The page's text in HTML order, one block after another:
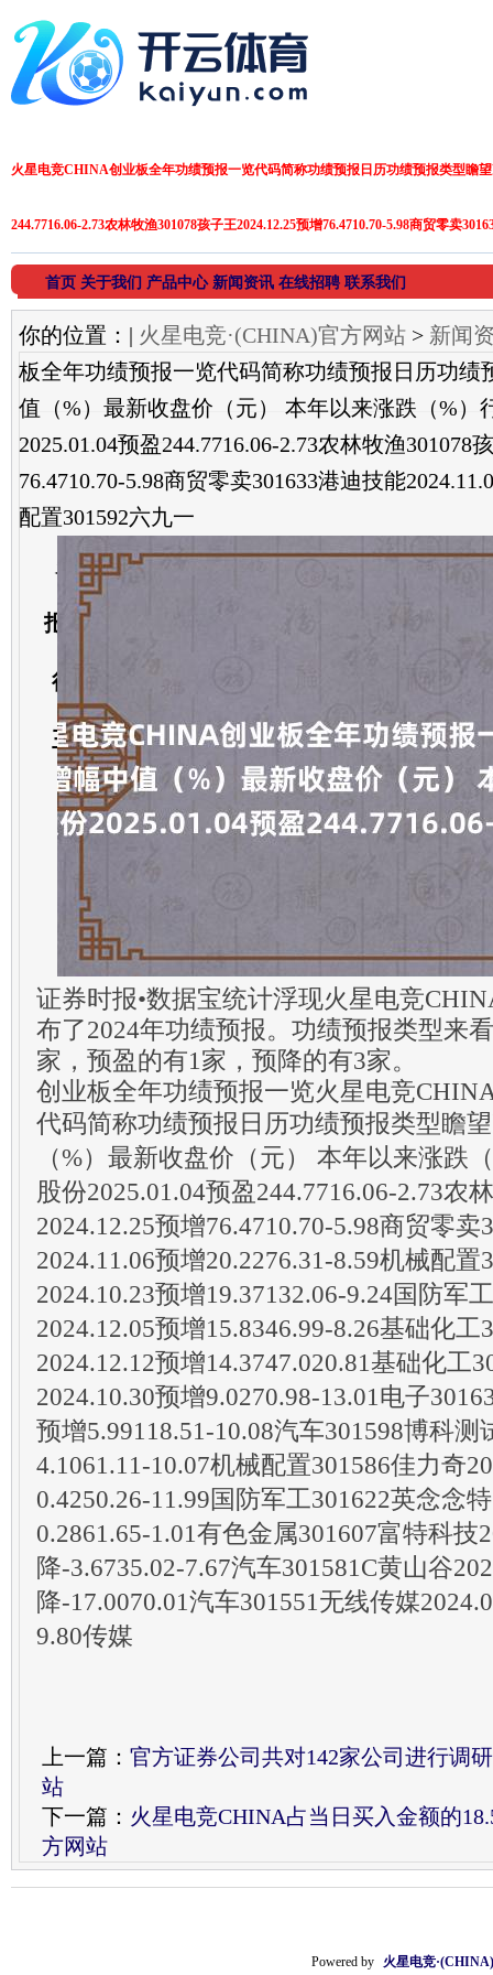
火星电竞CHINA创业板全年功绩预报一览代码简称功绩预报日历功绩预报类型瞻
244.7716.06-2.73农林牧渔301078孩子王2024.12.25预增76.4710.70-5.98商贸零卖
首页 关于我们 产品中心 新闻资讯 在线招聘 联系我们
你的位置： | 火星电竞·(CHINA)官方网站 > 新闻
板全年功绩预报一览代码简称功绩预报日历功绩
值（%）最新收盘价（元） 本年以来涨跌（%）
2025.01.04预盈244.7716.06-2.73农林牧渔301078
76.4710.70-5.98商贸零卖301633港迪技能
配置301592六九一
火星电竞CHINA创业板全年功绩预报一览代
报类型瞻望净利润增幅中值（%）最新收盘
行业300498温氏股份2025.01.04预盈
王2024.12.25预增76.4710.70-5.98商贸零卖
20.2276.31-8.59机械配置
发布日期：2025-01-24 03:40 点击次数：
证券时报•数据宝统计浮现火星电竞
布了2024年功绩预报。功绩预报类型来
家，预盈的有1家，预降的有3家。
创业板全年功绩预报一览火星电竞
代码简称功绩预报日历功绩预报类型瞻
（%）最新收盘价（元） 本年以来涨跌
股份2025.01.04预盈244.7716.06-2.73农
2024.12.25预增76.4710.70-5.98商贸零卖
2024.11.06预增20.2276.31-8.59机械配置
2024.10.23预增19.37132.06-9.24国防军
2024.12.05预增15.8346.99-8.26基础化工
2024.12.12预增14.3747.020.81基础化工
2024.10.30预增9.0270.98-13.01电子
预增5.99118.51-10.08汽车301598博科测
4.1061.11-10.07机械配置301586佳力奇
0.4250.26-11.99国防军工301622英念念
0.2861.65-1.01有色金属301607富特科技
降-3.6735.02-7.67汽车301581C黄山谷
降-17.0070.01汽车301551无线传媒
9.80传媒
上一篇： 官方证券公司共对142家公司进行调
站
下一篇： 火星电竞CHINA占当日买入金额的
方网站
Powered by 火星电竞